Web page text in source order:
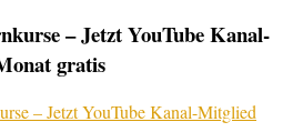
– Jetzt YouTube Kanal-
gratis